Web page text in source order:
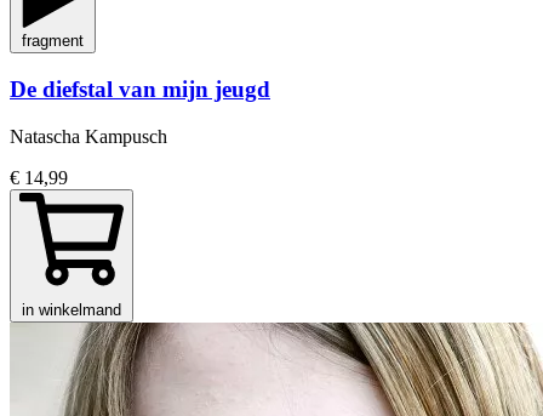
fragment
De diefstal van mijn jeugd
Natascha Kampusch
€ 14,99
in winkelmand